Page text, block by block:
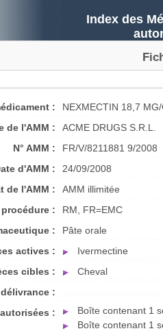
Index des
:
NEXMECTIN 18,7
de l'AMM :
ACME DRUGS S.R.L.
N° AMM :
FR/V/8211881 9/2008
d'AMM :
24/09/2008
de l'AMM :
AMM illimitée
:
RM, FR=EMC
:
Pâte orale
actives :
Ivermectine
cibles :
Cheval
:
:
Boîte contenant 1
Boîte contenant 1